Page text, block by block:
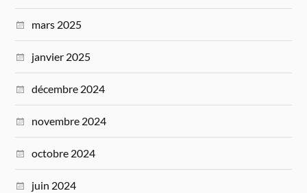
mars 2025
janvier 2025
décembre 2024
novembre 2024
octobre 2024
juin 2024